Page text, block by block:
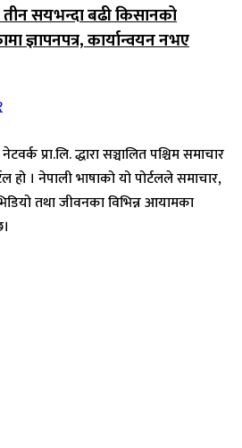
तीन सयभन्दा बढी किसानको
ज्ञापनपत्र, कार्यान्वयन नभए
प्रा.लि. द्धारा सञ्चालित पश्चिम समाचार
। नेपाली भाषाको यो पोर्टलले समाचार,
तथा जीवनका विभिन्न आयामका